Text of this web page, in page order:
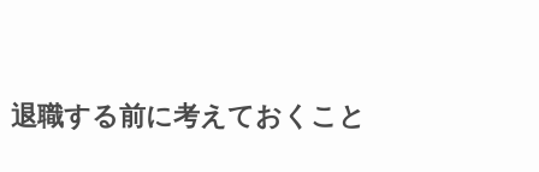
退職する前に考えておくこと